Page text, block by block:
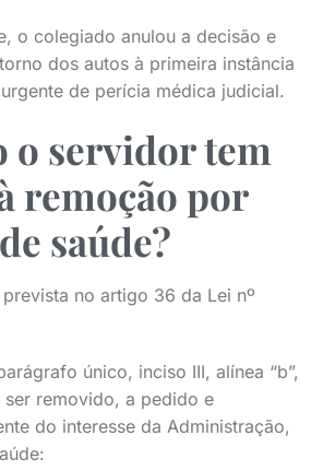
o colegiado anulou a decisão e
dos autos à primeira instância
de perícia médica judicial.
o servidor tem
remoção por
saúde?
no artigo 36 da Lei nº
único, inciso III, alínea “b”,
removido, a pedido e
do interesse da Administração,